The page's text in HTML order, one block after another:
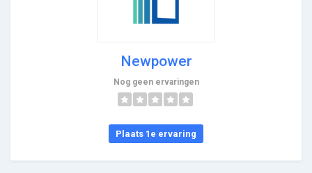
Newpower
Nog geen ervaringen
Plaats 1e ervaring